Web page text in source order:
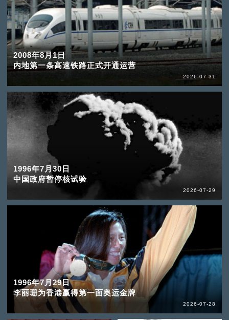
2008年8月1日
内地第一条高速铁路正式开通运营
2026-07-31
1996年7月30日
中国政府暂停核试验
2026-07-29
1996年7月29日
李丽珊为香港赢得第一面奥运金牌
2026-07-28